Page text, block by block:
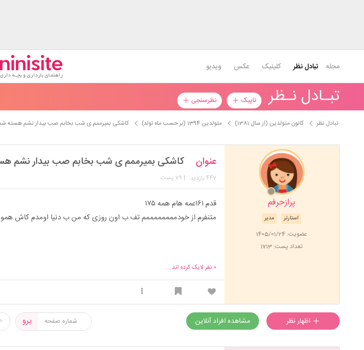
مجله تبادل نظر کلینیک عکس ویدیو
تبـادل نـظر تاپیک نظرسنجی
تبادل نظر کانون متولدین (از سال 1381) متولدین 1394 (بر حسب ماه تولد) کاشکی بمیرممم ی شب بخابم صب بیدار نشم هسته
پرازحرفم
مدیر استارتر
عضویت: 1405/01/24
تعداد پست: 1713
عنوان کاشکی بمیرممم ی شب بخابم صب بیدار نشم
447 بازدید | 79 پست
قدم ۱۶۱عمه هام همه ۱۷۵
متنفرم از خودممممممممم تف ب اون روزی که من ب دنیا اومدم کاش
0 نفر لایک کرده اند ...
برو مشاهده افراد آنلاین